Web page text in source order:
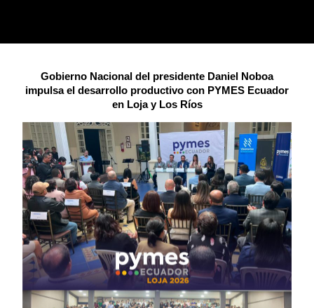
Gobierno Nacional del presidente Daniel Noboa
impulsa el desarrollo productivo con PYMES Ecuador
en Loja y Los Ríos